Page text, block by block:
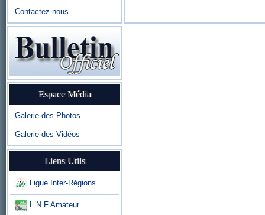
Contactez-nous
Espace Média
Galerie des Photos
Galerie des Vidéos
Liens Utils
Ligue Inter-Régions
L.N.F Amateur